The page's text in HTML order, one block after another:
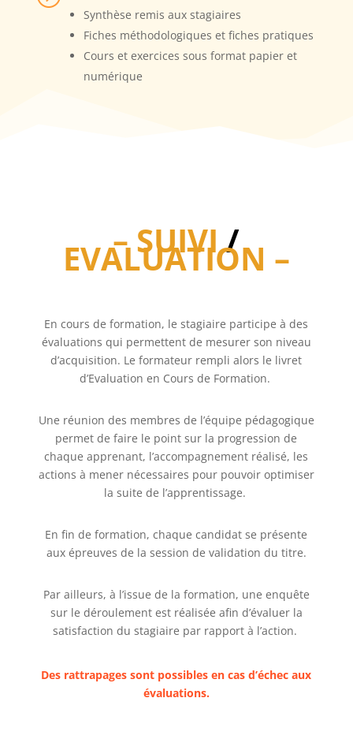
Synthèse remis aux stagiaires
Fiches méthodologiques et fiches pratiques
Cours et exercices sous format papier et
numérique
– SUIVI/
EVALUATION –
En cours de formation, le stagiaire participe à des
évaluations qui permettent de mesurer son niveau
d’acquisition. Le formateur rempli alors le livret
d’Evaluation en Cours de Formation.
Une réunion des membres de l’équipe pédagogique
permet de faire le point sur la progression de
chaque apprenant, l’accompagnement réalisé, les
actions à mener nécessaires pour pouvoir optimiser
la suite de l’apprentissage.
En fin de formation, chaque candidat se présente
aux épreuves de la session de validation du titre.
Par ailleurs, à l’issue de la formation, une enquête
sur le déroulement est réalisée afin d’évaluer la
satisfaction du stagiaire par rapport à l’action.
Des rattrapages sont possibles en cas d’échec aux
évaluations.